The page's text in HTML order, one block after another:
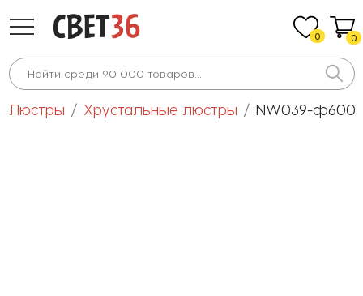
0 0
Люстры Хрустальные люстры NW039-